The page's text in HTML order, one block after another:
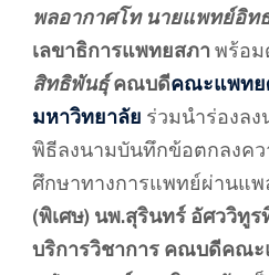
พลอากาศโท นายแพทย์อิท
เลขาธิการแพทยสภา พร้อม
สิทธิพันธุ์คณบดีคณะแพทย
มหาวิทยาลัย ร่วมนำร่องล
พิธีลงนามบันทึกข้อตกลงคว
ศึกษาทางการแพทย์ผ่านแ
(พิเศษ) นพ.สุรินทร์ อัศววิทู
บริการวิชาการ คณบดีคณ